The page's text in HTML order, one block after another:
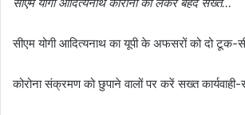
सीएम योगी आदित्यनाथ का यूपी के अफसरों को दो टूक-
कोरोना संक्रमण को छुपाने वालों पर करें सख्त कार्यवाही-